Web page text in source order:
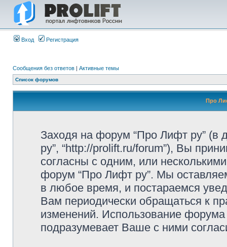
Вход Регистрация
Сообщения без ответов | Активные темы
Список форумов
Про
Заходя на форум “Про Лифт ру”
ру”, “http://prolift.ru/forum”), Вы
согласны с одним, или
форум “Про Лифт ру”. Мы
в любое время, и постараемся
Вам периодически обращаться к
изменений. Использование
подразумевает Ваше с ними